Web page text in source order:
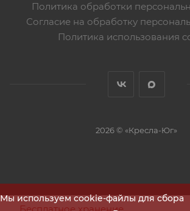
Политика обработки
Согласие на обработку
Политика использования
2026 © «Кресла-Юг»
Мы используем cookie-файлы для сбора